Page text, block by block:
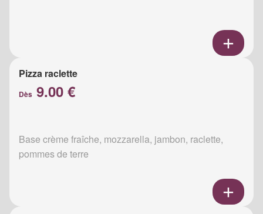
Pizza raclette
Dès 9.00 €
Base crème fraîche, mozzarella, jambon, raclette,
pommes de terre